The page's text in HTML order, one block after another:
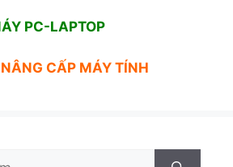
PC-LAPTOP
NÂNG CẤP MÁY TÍNH